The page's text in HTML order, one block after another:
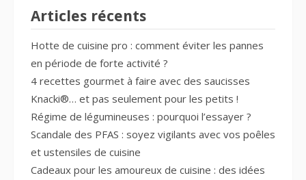
Articles récents
Hotte de cuisine pro : comment éviter les pannes
en période de forte activité ?
4 recettes gourmet à faire avec des saucisses
Knacki®… et pas seulement pour les petits !
Régime de légumineuses : pourquoi l’essayer ?
Scandale des PFAS : soyez vigilants avec vos poêles
et ustensiles de cuisine
Cadeaux pour les amoureux de cuisine : des idées